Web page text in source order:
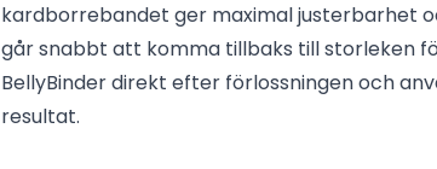
kardborrebandet ger maximal justerbarhet
går snabbt att komma tillbaks till storleken
BellyBinder direkt efter förlossningen och
resultat.